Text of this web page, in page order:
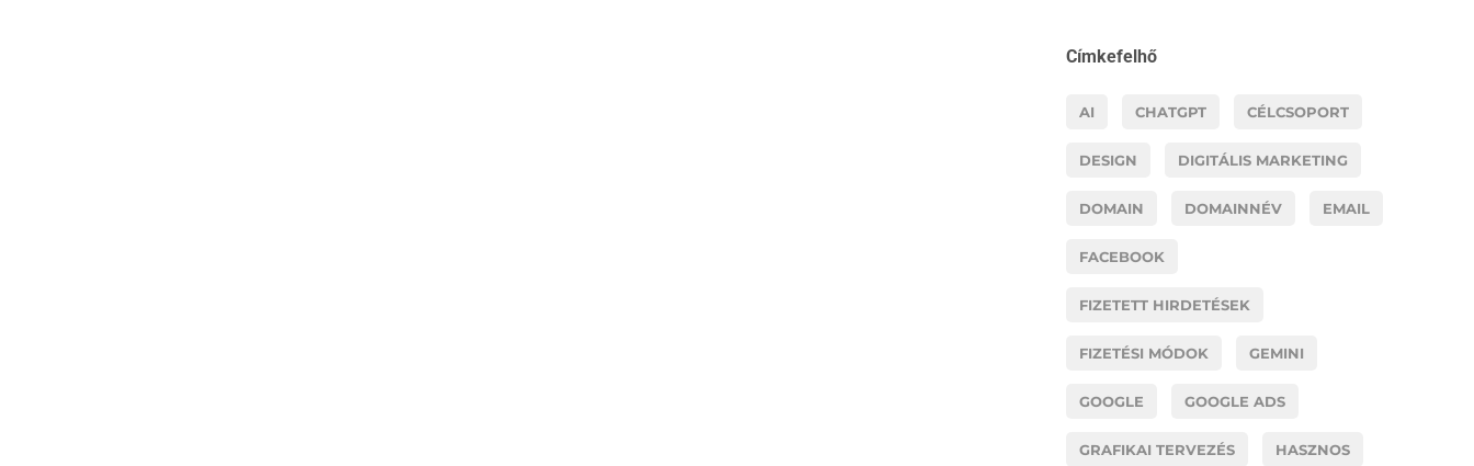
Címkefelhő
AI CHATGPT CÉLCSOPORT
DESIGN DIGITÁLIS MARKETING
DOMAIN DOMAINNÉV EMAIL
FACEBOOK
FIZETETT HIRDETÉSEK
FIZETÉSI MÓDOK GEMINI
GOOGLE GOOGLE ADS
GRAFIKAI TERVEZÉS HASZNOS